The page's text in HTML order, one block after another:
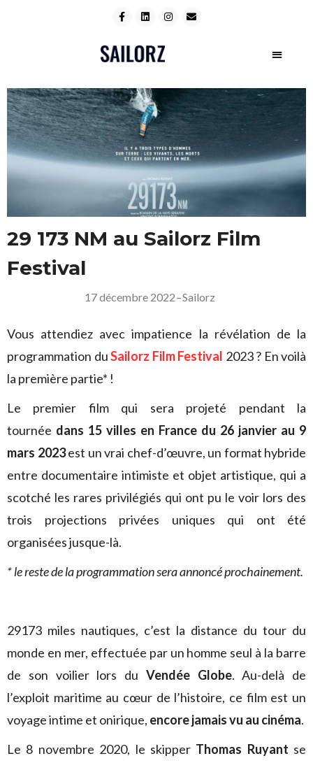
29 173 NM au Sailorz Film
Festival
17 décembre 2022–Sailorz
Vous attendiez avec impatience la révélation de la
programmation duSailorz Film Festival 2023 ? En voilà
la première partie* !
Le premier film qui sera projeté pendant la
tournée dans 15 villes en France du 26 janvier au 9
mars 2023est un vrai chef-d’œuvre, un format hybride
entre documentaire intimiste et objet artistique, qui a
scotché les rares privilégiés qui ont pu le voir lors des
trois projections privées uniques qui ont été
organisées jusque-là.
* le reste de la programmation sera annoncé prochainement.
29173 miles nautiques, c’est la distance du tour du
monde en mer, effectuée par un homme seul à la barre
de son voilier lors du Vendée Globe. Au-delà de
l’exploit maritime au cœur de l’histoire, ce film est un
voyage intime et onirique, encore jamais vu au cinéma.
Le 8 novembre 2020, le skipper Thomas Ruyant se